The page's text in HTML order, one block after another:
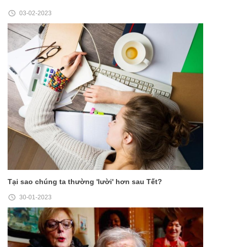
03-02-2023
Tại sao chúng ta thường 'lười' hơn sau Tết?
30-01-2023